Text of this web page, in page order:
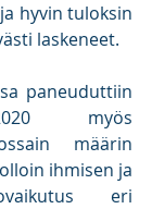
hyvin tuloksin
laskeneet.
paneuduttiin
myös
määrin
ihmisen ja
eri